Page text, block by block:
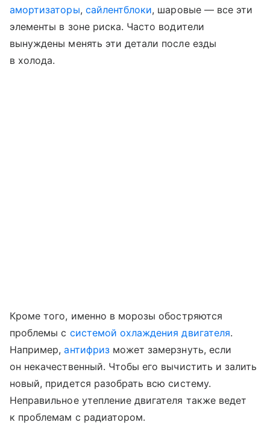
амортизаторы, сайлентблоки, шаровые — все эти
элементы в зоне риска. Часто водители
вынуждены менять эти детали после езды
в холода.
Кроме того, именно в морозы обостряются
проблемы с системой охлаждения двигателя.
Например,антифризможет замерзнуть, если
он некачественный. Чтобы его вычистить и залить
новый, придется разобрать всю систему.
Неправильное утепление двигателя также ведет
к проблемам с радиатором.